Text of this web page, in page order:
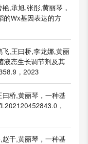
,承旭,张彤,黄丽琴，
的Wx基因表达的方
飞,王曰桥,李龙娜,黄丽
液态生长调节剂及其
，2023
曰桥,黄丽琴，一种基
，
赵干,黄丽琴，一种基